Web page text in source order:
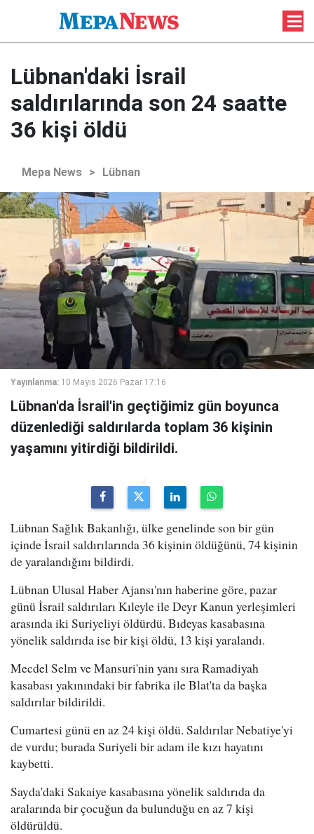
Lübnan'daki İsrail
saldırılarında son 24 saatte
36 kişi öldü
Mepa News > Lübnan
Yayınlanma: 10 Mayıs 2026 Pazar 17:16
Lübnan'da İsrail'in geçtiğimiz gün boyunca
düzenlediği saldırılarda toplam 36 kişinin
yaşamını yitirdiği bildirildi.
Lübnan Sağlık Bakanlığı, ülke genelinde son bir gün
içinde İsrail saldırılarında 36 kişinin öldüğünü, 74 kişinin
de yaralandığını bildirdi.
Lübnan Ulusal Haber Ajansı'nın haberine göre, pazar
günü İsrail saldırıları Kıleyle ile Deyr Kanun yerleşimleri
arasında iki Suriyeliyi öldürdü. Bıdeyas kasabasına
yönelik saldırıda ise bir kişi öldü, 13 kişi yaralandı.
Mecdel Selm ve Mansuri'nin yanı sıra Ramadiyah
kasabası yakınındaki bir fabrika ile Blat'ta da başka
saldırılar bildirildi.
Cumartesi günü en az 24 kişi öldü. Saldırılar Nebatiye'yi
de vurdu; burada Suriyeli bir adam ile kızı hayatını
kaybetti.
Sayda'daki Sakaiye kasabasına yönelik saldırıda da
aralarında bir çocuğun da bulunduğu en az 7 kişi
öldürüldü.